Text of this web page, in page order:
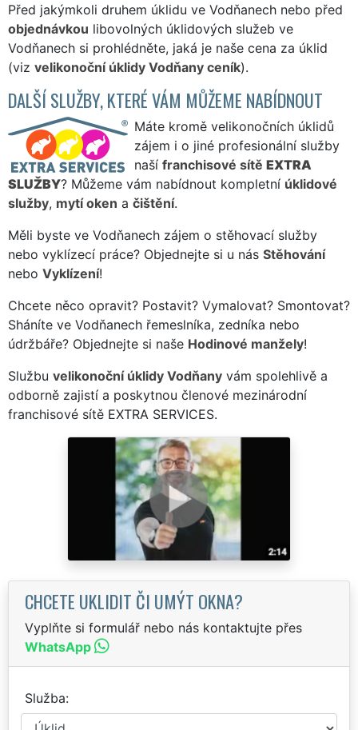
Před jakýmkoli druhem úklidu ve Vodňanech nebo před
objednávkou libovolných úklidových služeb ve
Vodňanech si prohlédněte, jaká je naše cena za úklid
(viz velikonoční úklidy Vodňany ceník).
DALŠÍ SLUŽBY, KTERÉ VÁM MŮŽEME NABÍDNOUT
Máte kromě velikonočních úklidů
zájem i o jiné profesionální služby
naší franchisové sítě EXTRA
SLUŽBY? Můžeme vám nabídnout kompletní úklidové
služby, mytí oken a čištění.
Měli byste ve Vodňanech zájem o stěhovací služby
nebo vyklízecí práce? Objednejte si u nás Stěhování
nebo Vyklízení!
Chcete něco opravit? Postavit? Vymalovat? Smontovat?
Sháníte ve Vodňanech řemeslníka, zedníka nebo
údržbáře? Objednejte si naše Hodinové manžely!
Službu velikonoční úklidy Vodňany vám spolehlivě a
odborně zajistí a poskytnou členové mezinárodní
franchisové sítě EXTRA SERVICES.
CHCETE UKLIDIT ČI UMÝT OKNA?
Vyplňte si formulář nebo nás kontaktujte přes
WhatsApp
Služba